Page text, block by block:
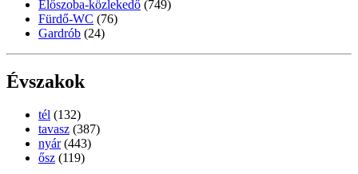
Előszoba-közlekedő (749)
Fürdő-WC (76)
Gardrób (24)
Évszakok
tél (132)
tavasz (387)
nyár (443)
ősz (119)